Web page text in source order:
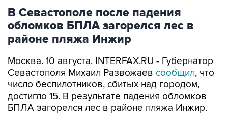
В Севастополе после падения
обломков БПЛА загорелся лес в
районе пляжа Инжир
Москва. 10 августа. INTERFAX.RU - Губернатор
Севастополя Михаил Развожаев сообщил, что
число беспилотников, сбитых над городом,
достигло 15. В результате падения обломков
БПЛА загорелся лес в районе пляжа Инжир.